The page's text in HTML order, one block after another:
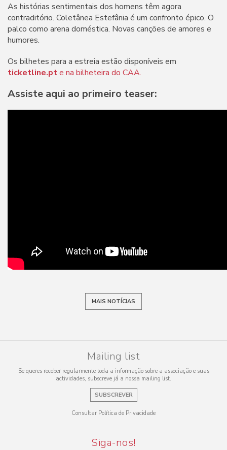
As histórias sentimentais dos homens têm agora
contraditório. Coletânea Estefânia é um confronto épico. O
palco como arena doméstica. Novas canções de amores e
humores.
Os bilhetes para a estreia estão disponíveis em
ticketline.pte na bilheteira do CAA.
Assiste aqui ao primeiro teaser:
MAIS NOTÍCIAS
Mailing list
Se queres receber regularmente toda a informação sobre a associação e suas
actividades, subscreve já a nossa mailing list.
SUBSCREVER
Consultar Política de Privacidade
Siga-nos!